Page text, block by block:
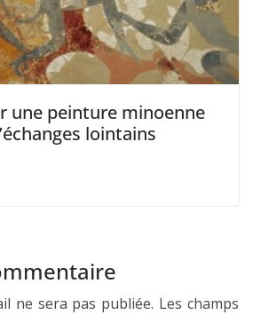
une peinture minoenne
lointains
ne sera pas publiée. Les champs